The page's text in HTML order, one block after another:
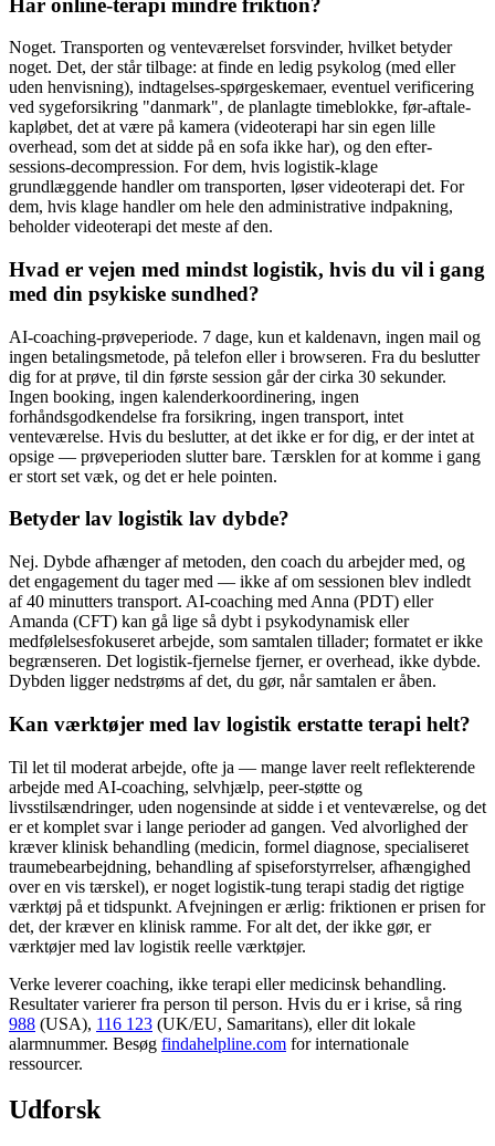
Noget. Transporten og venteværelset forsvinder, hvilket betyder
noget. Det, der står tilbage: at finde en ledig psykolog (med eller
uden henvisning), indtagelses-spørgeskemaer, eventuel verificering
ved sygeforsikring "danmark", de planlagte timeblokke, før-aftale-
kapløbet, det at være på kamera (videoterapi har sin egen lille
overhead, som det at sidde på en sofa ikke har), og den efter-
sessions-decompression. For dem, hvis logistik-klage
grundlæggende handler om transporten, løser videoterapi det. For
dem, hvis klage handler om hele den administrative indpakning,
beholder videoterapi det meste af den.
Hvad er vejen med mindst logistik, hvis du vil i gang
med din psykiske sundhed?
AI-coaching-prøveperiode. 7 dage, kun et kaldenavn, ingen mail og
ingen betalingsmetode, på telefon eller i browseren. Fra du beslutter
dig for at prøve, til din første session går der cirka 30 sekunder.
Ingen booking, ingen kalenderkoordinering, ingen
forhåndsgodkendelse fra forsikring, ingen transport, intet
venteværelse. Hvis du beslutter, at det ikke er for dig, er der intet at
opsige — prøveperioden slutter bare. Tærsklen for at komme i gang
er stort set væk, og det er hele pointen.
Betyder lav logistik lav dybde?
Nej. Dybde afhænger af metoden, den coach du arbejder med, og
det engagement du tager med — ikke af om sessionen blev indledt
af 40 minutters transport. AI-coaching med Anna (PDT) eller
Amanda (CFT) kan gå lige så dybt i psykodynamisk eller
medfølelsesfokuseret arbejde, som samtalen tillader; formatet er ikke
begrænseren. Det logistik-fjernelse fjerner, er overhead, ikke dybde.
Dybden ligger nedstrøms af det, du gør, når samtalen er åben.
Kan værktøjer med lav logistik erstatte terapi helt?
Til let til moderat arbejde, ofte ja — mange laver reelt reflekterende
arbejde med AI-coaching, selvhjælp, peer-støtte og
livsstilsændringer, uden nogensinde at sidde i et venteværelse, og det
er et komplet svar i lange perioder ad gangen. Ved alvorlighed der
kræver klinisk behandling (medicin, formel diagnose, specialiseret
traumebearbejdning, behandling af spiseforstyrrelser, afhængighed
over en vis tærskel), er noget logistik-tung terapi stadig det rigtige
værktøj på et tidspunkt. Afvejningen er ærlig: friktionen er prisen for
det, der kræver en klinisk ramme. For alt det, der ikke gør, er
værktøjer med lav logistik reelle værktøjer.
Verke leverer coaching, ikke terapi eller medicinsk behandling.
Resultater varierer fra person til person. Hvis du er i krise, så ring
988 (USA), 116 123 (UK/EU, Samaritans), eller dit lokale
alarmnummer. Besøg findahelpline.com for internationale
ressourcer.
Udforsk